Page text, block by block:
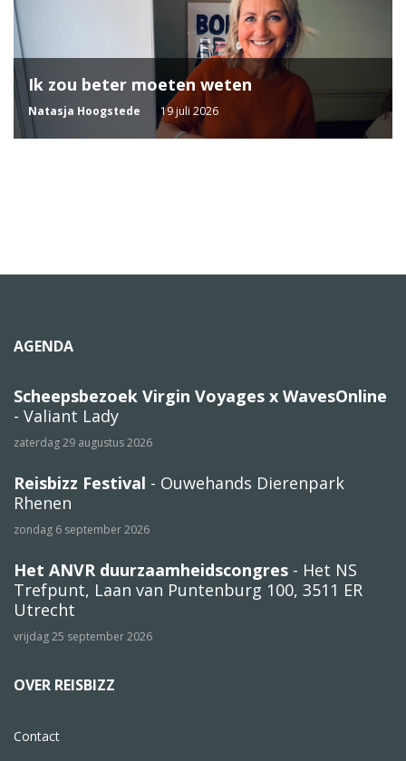
Ik zou beter moeten weten
Natasja Hoogstede 19 juli 2026
AGENDA
Scheepsbezoek Virgin Voyages x WavesOnline
- Valiant Lady
zaterdag 29 augustus 2026
Reisbizz Festival - Ouwehands Dierenpark
Rhenen
zondag 6 september 2026
Het ANVR duurzaamheidscongres - Het NS
Trefpunt, Laan van Puntenburg 100, 3511 ER
Utrecht
vrijdag 25 september 2026
OVER REISBIZZ
Contact